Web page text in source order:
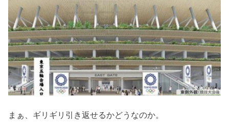
まぁ、ギリギリ引き返せるかどうなのか。